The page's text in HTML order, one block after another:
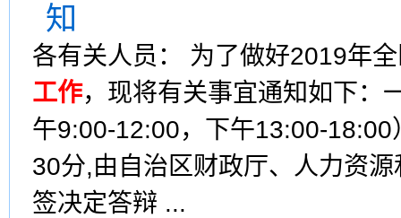
知
各有关人员： 为了做好2019年
工作，现将有关事宜通知如下：
午9:00-12:00，下午13:00-
30分,由自治区财政厅、人力资
签决定答辩 ...